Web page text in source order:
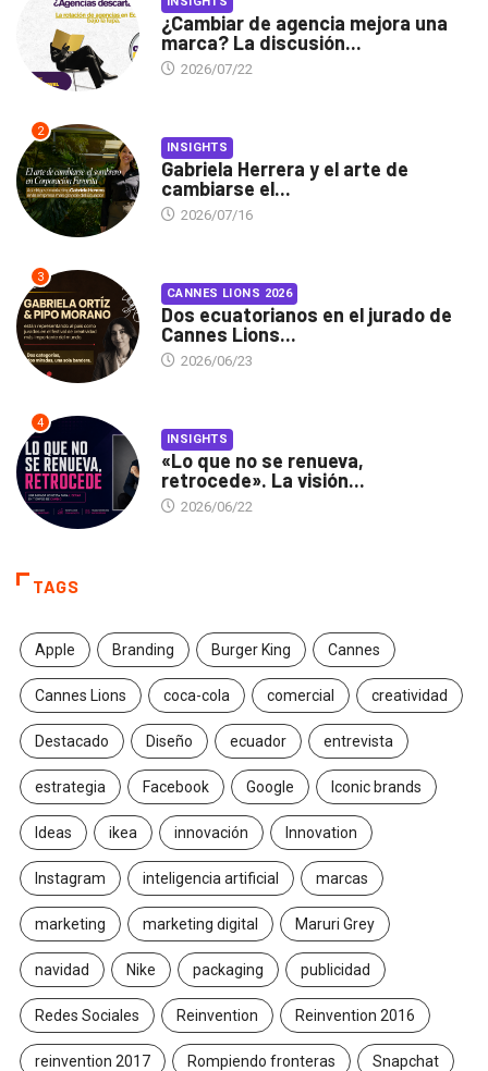
¿Cambiar de agencia mejora una
marca? La discusión...
2026/07/22
2
INSIGHTS
Gabriela Herrera y el arte de
cambiarse el...
2026/07/16
3
CANNES LIONS 2026
Dos ecuatorianos en el jurado de
Cannes Lions...
2026/06/23
4
INSIGHTS
«Lo que no se renueva,
retrocede». La visión...
2026/06/22
TAGS
Apple Branding Burger King Cannes
Cannes Lions coca-cola comercial creatividad
Destacado Diseño ecuador entrevista
estrategia Facebook Google Iconic brands
Ideas ikea innovación Innovation
Instagram inteligencia artificial marcas
marketing marketing digital Maruri Grey
navidad Nike packaging publicidad
Redes Sociales Reinvention Reinvention 2016
reinvention 2017 Rompiendo fronteras Snapchat